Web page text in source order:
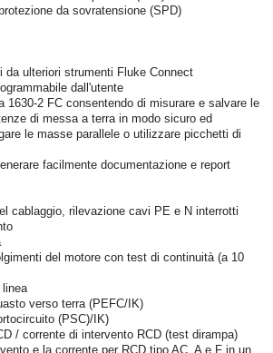
da sovratensione (SPD)
da ulteriori strumenti Fluke Connect
dall'utente
1630-2 FC consentendo di misurare e salvare le
di messa a terra in modo sicuro ed
le masse parallele o utilizzare picchetti di
facilmente documentazione e report
cablaggio, rilevazione cavi PE e N interrotti
del motore con test di continuità (a 10
linea
verso terra (PEFC/IK)
(PSC)/IK)
/ corrente di intervento RCD (test dirampa)
e la corrente per RCD tipo AC, A e F in un